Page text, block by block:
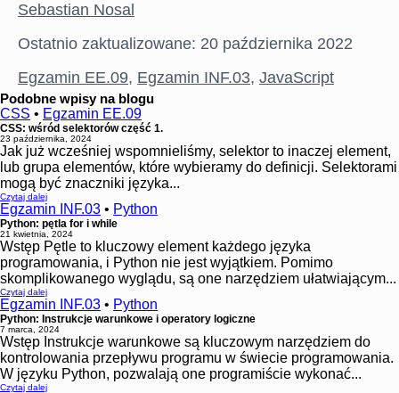
Sebastian Nosal
Ostatnio zaktualizowane: 20 października 2022
Egzamin EE.09, Egzamin INF.03, JavaScript
Podobne wpisy na blogu
CSS • Egzamin EE.09
CSS: wśród selektorów część 1.
23 października, 2024
Jak już wcześniej wspomnieliśmy, selektor to inaczej element,
lub grupa elementów, które wybieramy do definicji. Selektorami
mogą być znaczniki języka...
Czytaj dalej
Egzamin INF.03 • Python
Python: pętla for i while
21 kwietnia, 2024
Wstęp Pętle to kluczowy element każdego języka
programowania, i Python nie jest wyjątkiem. Pomimo
skomplikowanego wyglądu, są one narzędziem ułatwiającym...
Czytaj dalej
Egzamin INF.03 • Python
Python: Instrukcje warunkowe i operatory logiczne
7 marca, 2024
Wstęp Instrukcje warunkowe są kluczowym narzędziem do
kontrolowania przepływu programu w świecie programowania.
W języku Python, pozwalają one programiście wykonać...
Czytaj dalej